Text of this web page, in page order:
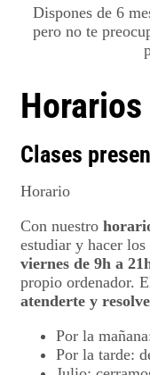
Dispones de 6
pero no te
Clases
Horario
Con nuestro
estudiar y hacer
viernes de 9h a
propio ordenador.
atenderte y
Por la
Por la tarde: